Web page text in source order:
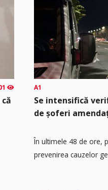
A1
Se intensifică
de șoferi
În ultimele 48 de ore,
prevenirea cauzelor